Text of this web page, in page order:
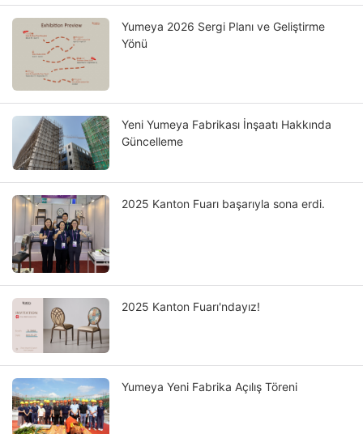
Yumeya 2026 Sergi Planı ve Geliştirme
Yönü
Yeni Yumeya Fabrikası İnşaatı Hakkında
Güncelleme
2025 Kanton Fuarı başarıyla sona erdi.
2025 Kanton Fuarı'ndayız!
Yumeya Yeni Fabrika Açılış Töreni